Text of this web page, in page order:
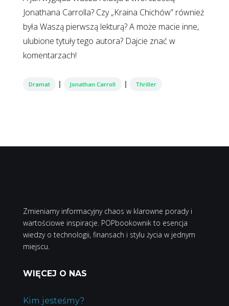
Jonathana Carrolla? Czy „Kraina Chichów” również
była Waszą pierwszą lekturą? A może macie inne,
ulubione tytuły tego autora? Dajcie znać w
komentarzach!
Dramat | Jonathan Carroll | Thriller
Zmieniamy informacyjny chaos w klarowne porady i
wartościowe inspiracje. POPbookownik to esencja
wiedzy o technologii, finansach i stylu życia w jednym
miejscu.
WIĘCEJ O NAS
Kim jesteśmy?